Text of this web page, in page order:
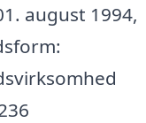
august 1994,